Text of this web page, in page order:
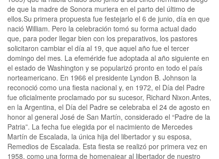
de que la madre de Sonora muriera en el parto del último de
ellos.Su primera propuesta fue festejarlo el 6 de junio, día en que
nació William. Pero la celebración tomó su forma actual dado
que, para poder llegar bien con los preparativos, los pastores
solicitaron cambiar el día al 19, que aquel año fue el tercer
domingo del mes. La efeméride fue adoptada al año siguiente en
el estado de Washington y se popularizó pronto en todo el país
norteamericano. En 1966 el presidente Lyndon B. Johnson la
reconoció como una fiesta nacional y, en 1972, el Día del Padre
fue oficialmente proclamado por su sucesor, Richard Nixon.Antes,
en la Argentina, el Día del Padre se celebraba el 24 de agosto en
honor al general José de San Martín, considerado el “Padre de la
Patria”. La fecha fue elegida por el nacimiento de Mercedes
Martín de Escalada, la única hija del libertador y su esposa,
Remedios de Escalada. Esta fiesta se realizó por primera vez en
1958, como una forma de homenajear al libertador de nuestro